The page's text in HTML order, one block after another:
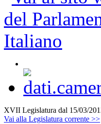
XVII Legislatura dal 15/03/
Vai alla Legislatura corrente >>